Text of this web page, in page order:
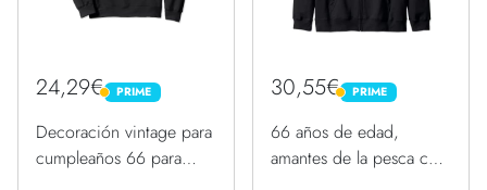
24,29€ PRIME
PRIME
Decoración vintage para
cumpleaños 66 para
30,55€ PRIME
PRIME
66 años de edad,
amantes de la pesca con